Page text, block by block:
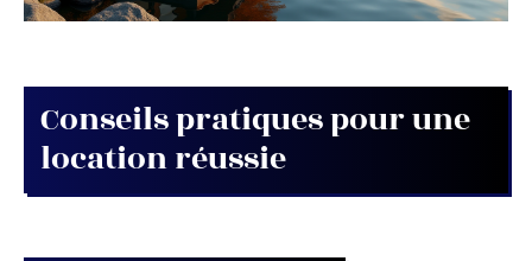
Conseils pratiques pour une
location réussie